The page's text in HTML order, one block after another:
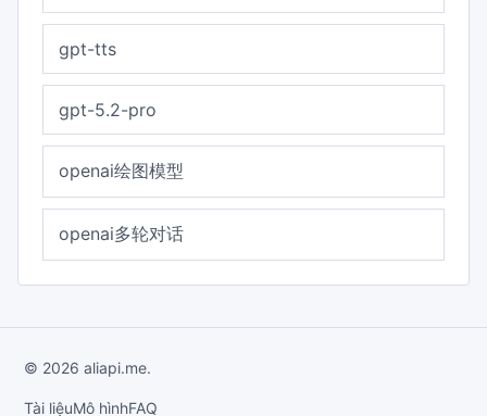
gpt-tts
gpt-5.2-pro
openai绘图模型
openai多轮对话
© 2026 aliapi.me.
Tài liệuMô hìnhFAQ